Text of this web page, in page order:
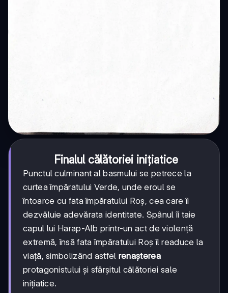
Finalul călătoriei inițiatice
Punctul culminant al basmului se petrece la
curtea împăratului Verde, unde eroul se
întoarce cu fata împăratului Roș, cea care îi
dezvăluie adevărata identitate. Spânul îi taie
capul lui Harap-Alb printr-un act de violență
extremă, însă fata împăratului Roș îl readuce la
viață, simbolizând astfel renașterea
protagonistului și sfârșitul călătoriei sale
inițiatice.